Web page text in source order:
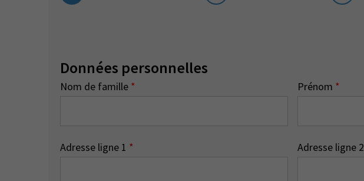
Données personnelles
Nom de famille * Prénom *
Adresse ligne 1 * Adresse ligne 2